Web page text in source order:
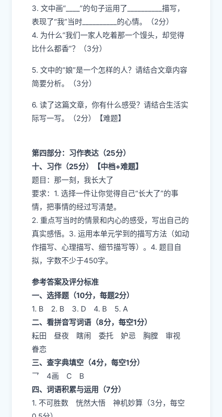
3. 文中画“____”的句子运用了__________描写，
表现了“我”当时__________的心情。（2分）
4. 为什么“我们一家人吃着那一个馒头，却觉得
比什么都香”？（3分）
5. 文中的“娘”是一个怎样的人？请结合文章内容
简要分析。（3分）
6. 读了这篇文章，你有什么感受？请结合生活实
际写一写。（2分）【难题】
第四部分：习作表达（25分）
十、习作（25分）【中档+难题】
题目：那一刻，我长大了
要求：1. 选择一件让你觉得自己“长大了”的事
情，把事情的经过写清楚。
2. 重点写当时的情景和内心的感受，写出自己的
真实感悟。3. 运用本单元学到的描写方法（如动
作描写、心理描写、细节描写等）。4. 题目自
拟，字数不少于450字。
参考答案及评分标准
一、选择题（10分，每题2分）
1. B 2. B 3. D 4. B 5. A
二、看拼音写词语（8分，每空1分）
耘田 昼夜 瞎闹 委托 妒忌 胸膛 审视
眷恋
三、查字典填空（4分，每空1分）
乛 4画 C B
四、词语积累与运用（7分）
1. 不可胜数 恍然大悟 神机妙算（3分，每空